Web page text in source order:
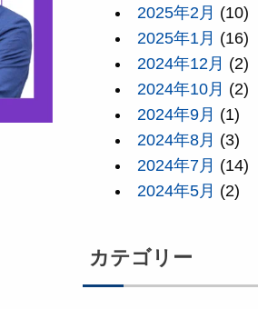
2025年2月 (10)
2025年1月 (16)
2024年12月 (2)
2024年10月 (2)
2024年9月 (1)
2024年8月 (3)
2024年7月 (14)
2024年5月 (2)
カテゴリー